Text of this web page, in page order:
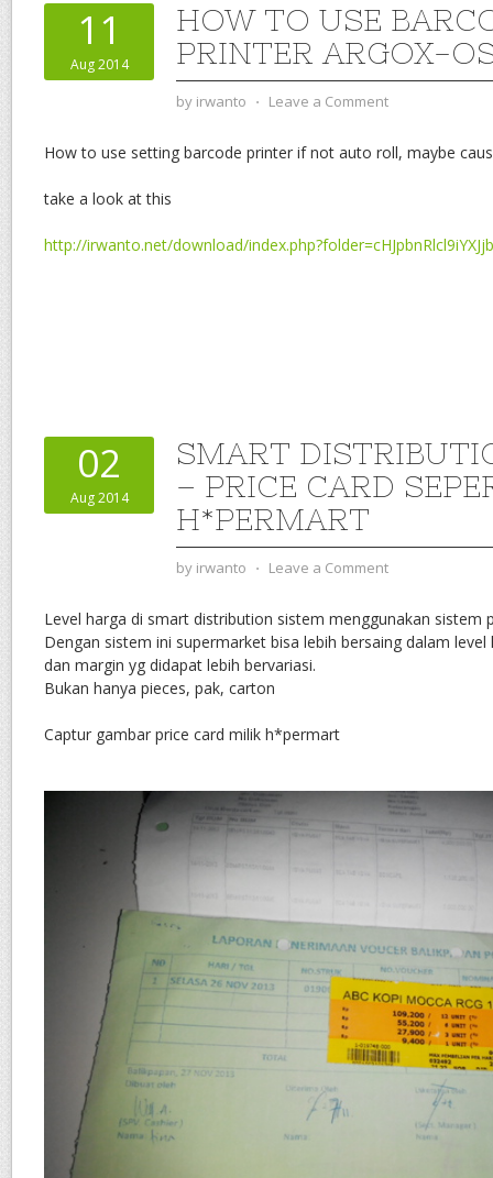
11
Aug 2014
HOW TO USE
PRINTER ARGOX-
by irwanto ⋅ Leave a Comment
How to use setting barcode printer if not auto roll, maybe
take a look at this
http://irwanto.net/download/
02
Aug 2014
SMART
– PRICE CARD
H*PERMART
by irwanto ⋅ Leave a Comment
Level harga di smart distribution sistem menggunakan sistem
Dengan sistem ini supermarket bisa lebih bersaing dalam level
dan margin yg didapat lebih bervariasi.
Bukan hanya pieces, pak, carton
Captur gambar price card milik h*permart